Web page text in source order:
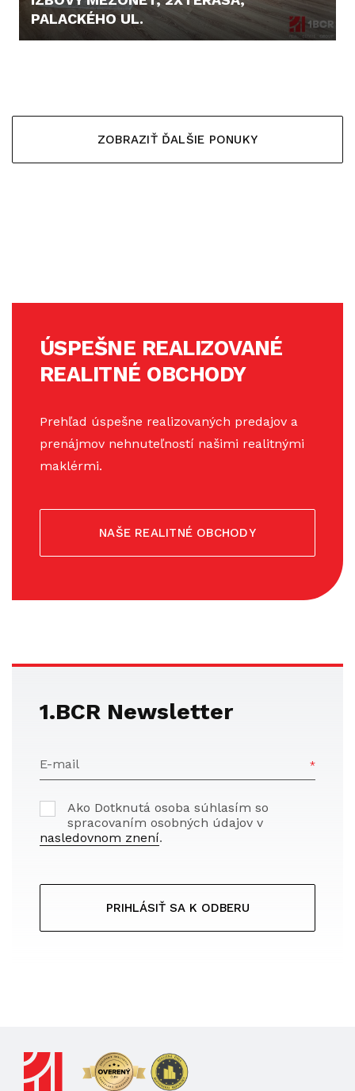
PALACKÉHO UL.
ZOBRAZIŤ ĎALŠIE PONUKY
ÚSPEŠNE REALIZOVANÉ
REALITNÉ OBCHODY
Prehľad úspešne realizovaných predajov a
prenájmov nehnuteľností našimi realitnými
maklérmi.
NAŠE REALITNÉ OBCHODY
1.BCR Newsletter
E-mail
Ako Dotknutá osoba súhlasím so
spracovaním osobných údajov v
nasledovnom znení.
PRIHLÁSIŤ SA K ODBERU